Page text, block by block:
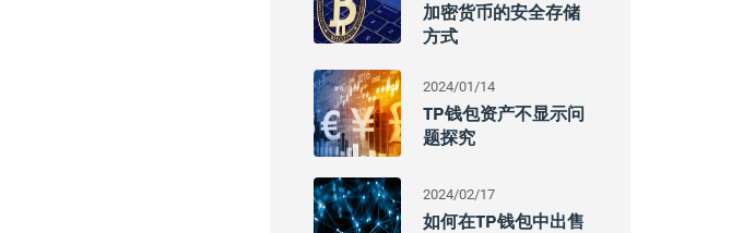
加密货币的安全存储
方式
2024/01/14
TP钱包资产不显示问
题探究
2024/02/17
如何在TP钱包中出售